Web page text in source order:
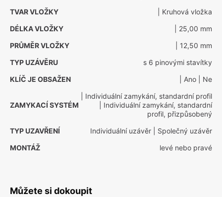
TVAR VLOŽKY
| Kruhová vložka
DÉLKA VLOŽKY
| 25,00 mm
PRŮMĚR VLOŽKY
| 12,50 mm
TYP UZÁVĚRU
s 6 pinovými stavítky
KLÍČ JE OBSAŽEN
| Ano | Ne
ZAMYKACÍ SYSTÉM
| Individuální zamykání, standardní profil
| Individuální zamykání, standardní
profil, přizpůsobený
TYP UZAVŘENÍ
Individuální uzávěr | Společný uzávěr
MONTÁŽ
levé nebo pravé
Můžete si dokoupit